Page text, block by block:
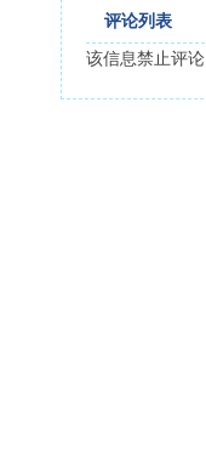
评论列表
该信息禁止评论